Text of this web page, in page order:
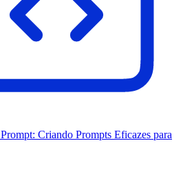
Criando Prompts Eficazes para